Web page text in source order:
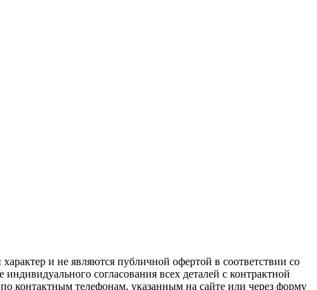
и не являются публичной офертой в соответствии со
согласования всех деталей с контрактной
контактным телефонам, указанным на сайте или через форму